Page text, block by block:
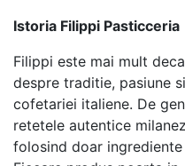
Istoria Filippi Pasticceria
Filippi este mai mult
despre traditie, pasiune
cofetariei italiene. De
retetele autentice
folosind doar